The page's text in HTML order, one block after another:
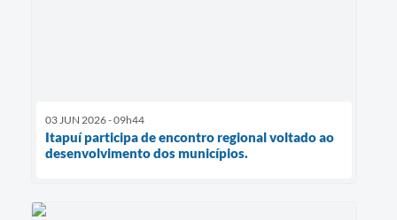
03 JUN 2026 - 09h44
Itapuí participa de encontro regional voltado ao
desenvolvimento dos municípios.